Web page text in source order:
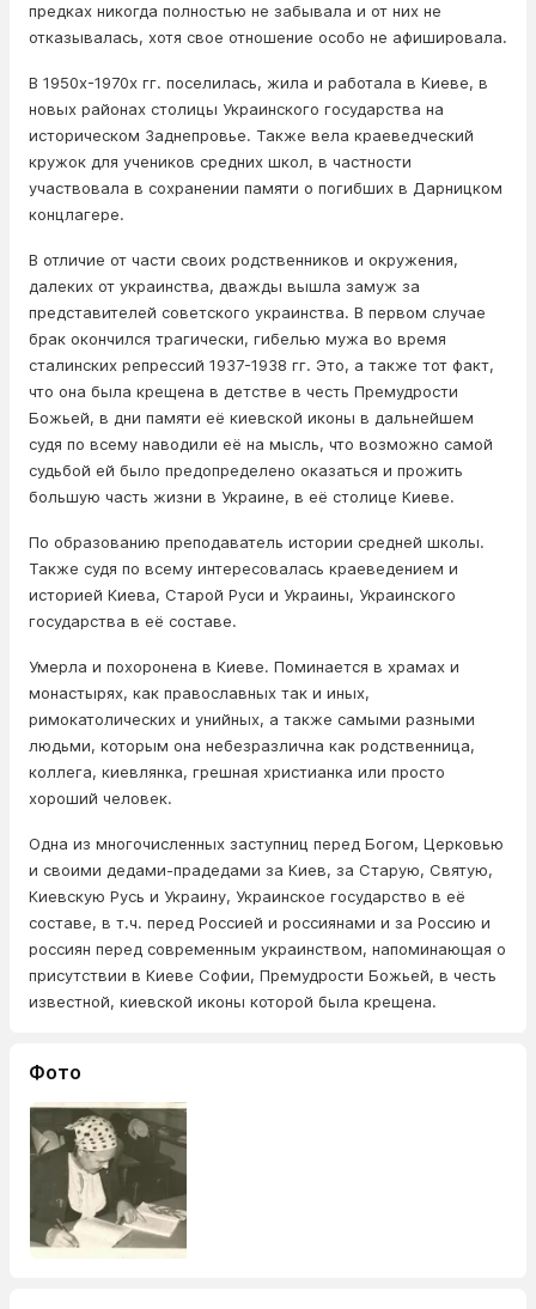
предках никогда полностью не забывала и от них не
отказывалась, хотя свое отношение особо не афишировала.
В 1950х-1970х гг. поселилась, жила и работала в Киеве, в
новых районах столицы Украинского государства на
историческом Заднепровье. Также вела краеведческий
кружок для учеников средних школ, в частности
участвовала в сохранении памяти о погибших в Дарницком
концлагере.
В отличие от части своих родственников и окружения,
далеких от украинства, дважды вышла замуж за
представителей советского украинства. В первом случае
брак окончился трагически, гибелью мужа во время
сталинских репрессий 1937-1938 гг. Это, а также тот факт,
что она была крещена в детстве в честь Премудрости
Божьей, в дни памяти её киевской иконы в дальнейшем
судя по всему наводили её на мысль, что возможно самой
судьбой ей было предопределено оказаться и прожить
большую часть жизни в Украине, в её столице Киеве.
По образованию преподаватель истории средней школы.
Также судя по всему интересовалась краеведением и
историей Киева, Старой Руси и Украины, Украинского
государства в её составе.
Умерла и похоронена в Киеве. Поминается в храмах и
монастырях, как православных так и иных,
римокатолических и унийных, а также самыми разными
людьми, которым она небезразлична как родственница,
коллега, киевлянка, грешная христианка или просто
хороший человек.
Одна из многочисленных заступниц перед Богом, Церковью
и своими дедами-прадедами за Киев, за Старую, Святую,
Киевскую Русь и Украину, Украинское государство в её
составе, в т.ч. перед Россией и россиянами и за Россию и
россиян перед современным украинством, напоминающая о
присутствии в Киеве Софии, Премудрости Божьей, в честь
известной, киевской иконы которой была крещена.
Фото